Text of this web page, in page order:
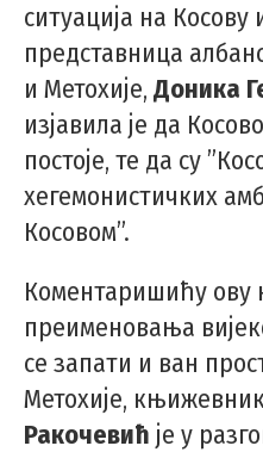
ситуација на Косову
представница
и Метохије, Доника
изјавила је да
постоје, те да су
хегемонистичких
Косовом”.
Коментаришићу ову
преименовања
се запати и ван
Метохије,
Ракочевић је у